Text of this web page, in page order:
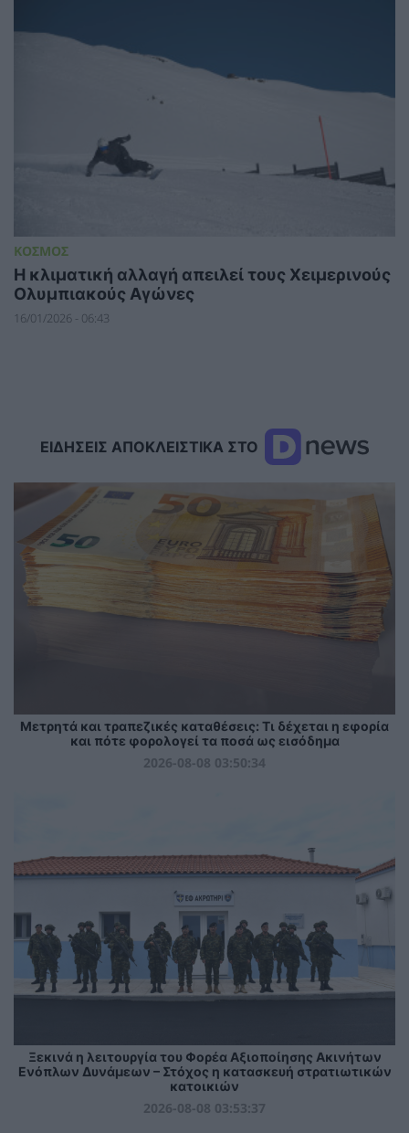
ΚΟΣΜΟΣ
Η κλιματική αλλαγή απειλεί τους Χειμερινούς
Ολυμπιακούς Αγώνες
16/01/2026 - 06:43
ΕΙΔΗΣΕΙΣ ΑΠΟΚΛΕΙΣΤΙΚΑ ΣΤΟ
Μετρητά και τραπεζικές καταθέσεις: Τι δέχεται η εφορία
και πότε φορολογεί τα ποσά ως εισόδημα
2026-08-08 03:50:34
Ξεκινά η λειτουργία του Φορέα Αξιοποίησης Ακινήτων
Ενόπλων Δυνάμεων – Στόχος η κατασκευή στρατιωτικών
κατοικιών
2026-08-08 03:53:37